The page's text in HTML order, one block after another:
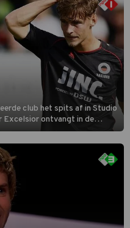
club het spits af in Studio
Excelsior ontvangt in de
De nieuwe
aanvallend voetballen.